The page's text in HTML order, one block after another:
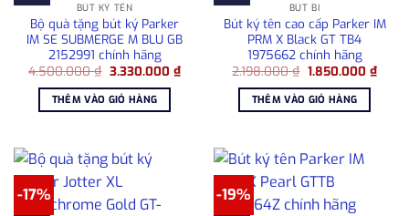
BÚT KÝ TÊN
Bộ quà tặng bút ký Parker
IM SE SUBMERGE M BLU GB
2152991 chính hãng
4.500.000₫ Giá
là:
4.500.000 ₫.
3.330.000 ₫Giá
hiện
3.330.000 ₫.
THÊM VÀO GIỎ HÀNG
BÚT BI
Bút ký tên cao cấp Parker IM
PRM X Black GT TB4
1975662 chính hãng
2.198.000₫ Giá
là:
2.198.000 ₫.
1.850.000 ₫Giá
hiện
THÊM VÀO GIỎ HÀNG
-17% -19%